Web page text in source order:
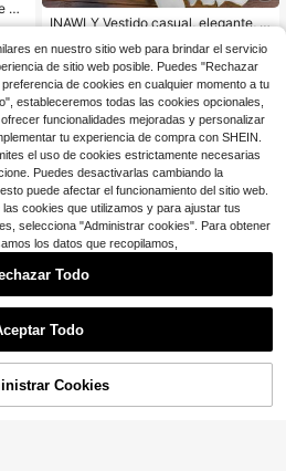
m
e
INAWLY Vestido casual, elegante, s
cote halter y sin mangas para vaca
ciones de mujer
$ 17 -11%
DE DESCUENTO!
en nuestro sitio web para brindar el servicio
de sitio web posible. Puedes "Rechazar
de cookies en cualquier momento a tu
estableceremos todas las cookies opcionales,
funcionalidades mejoradas y personalizar
tu experiencia de compra con SHEIN.
el uso de cookies estrictamente necesarias
Puedes desactivarlas cambiando la
puede afectar el funcionamiento del sitio web.
cookies que utilizamos y para ajustar tus
selecciona "Administrar cookies". Para obtener
los datos que recopilamos,
Todo
Todo
Cookies